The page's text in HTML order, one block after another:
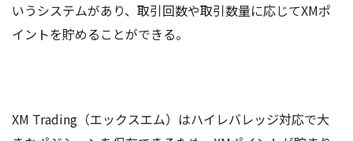
いうシステムがあり、取引回数や取引数量に応じてXMポ
イントを貯めることができる。
XM Trading（エックスエム）はハイレバレッジ対応で大